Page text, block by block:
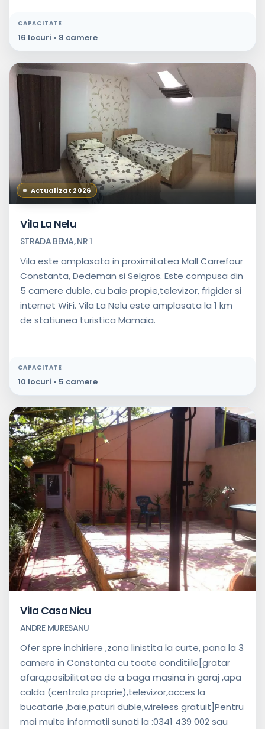
CAPACITATE
16 locuri • 8 camere
Actualizat 2026
Vila La Nelu
STRADA BEMA, NR 1
Vila este amplasata in proximitatea Mall Carrefour
Constanta, Dedeman si Selgros. Este compusa din
5 camere duble, cu baie propie,televizor, frigider si
internet WiFi. Vila La Nelu este amplasata la 1 km
de statiunea turistica Mamaia.
CAPACITATE
10 locuri • 5 camere
Vila Casa Nicu
ANDRE MURESANU
Ofer spre inchiriere ,zona linistita la curte, pana la 3
camere in Constanta cu toate conditiile[gratar
afara,posibilitatea de a baga masina in garaj ,apa
calda (centrala proprie),televizor,acces la
bucatarie ,baie,paturi duble,wireless gratuit]Pentru
mai multe informatii sunati la :0341 439 002 sau